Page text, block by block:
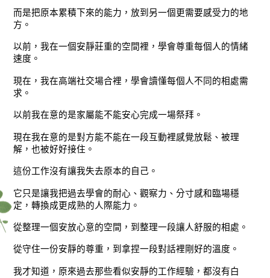
而是把原本累積下來的能力，放到另一個更需要感受力的地
方。
以前，我在一個安靜莊重的空間裡，學會尊重每個人的情緒
速度。
現在，我在高端社交場合裡，學會讀懂每個人不同的相處需
求。
以前我在意的是家屬能不能安心完成一場祭拜。
現在我在意的是對方能不能在一段互動裡感覺放鬆、被理
解，也被好好接住。
這份工作沒有讓我失去原本的自己。
它只是讓我把過去學會的耐心、觀察力、分寸感和臨場穩
定，轉換成更成熟的人際能力。
從整理一個安放心意的空間，到整理一段讓人舒服的相處。
從守住一份安靜的尊重，到拿捏一段對話裡剛好的溫度。
我才知道，原來過去那些看似安靜的工作經驗，都沒有白